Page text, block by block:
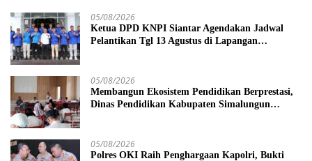
05/08/2026
Ketua DPD KNPI Siantar Agendakan Jadwal
Pelantikan Tgl 13 Agustus di Lapangan
05/08/2026
Membangun Ekosistem Pendidikan Berprestasi,
Dinas Pendidikan Kabupaten Simalungun
05/08/2026
Polres OKI Raih Penghargaan Kapolri, Bukti